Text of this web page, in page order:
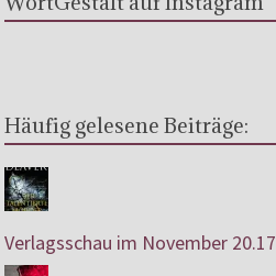
Häufig gelesene Beiträge:
Verlagsschau im November 20.17